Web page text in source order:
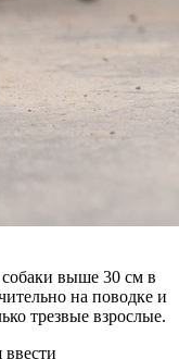
выше 30 см в
на поводке и
трезвые взрослые.